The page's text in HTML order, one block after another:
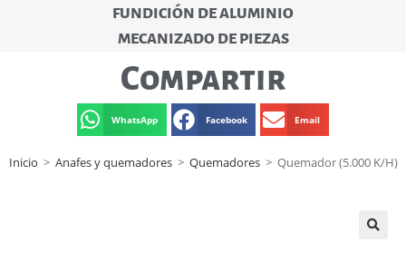
FUNDICIÓN DE ALUMINIO
MECANIZADO DE PIEZAS
Compartir
WhatsApp Facebook Email
Inicio > Anafes y quemadores > Quemadores > Quemador (5.000 K/H)